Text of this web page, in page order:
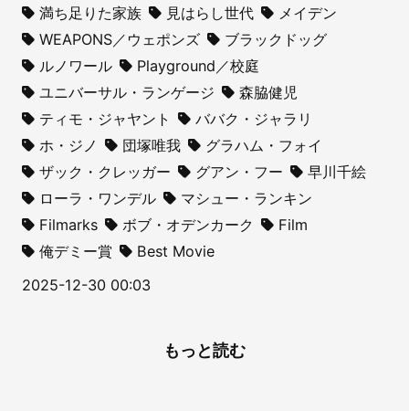
満ち足りた家族 見はらし世代
メイデン
WEAPONS／ウェポンズ
ブラックドッグ
ルノワール
Playground／校庭
ユニバーサル・ランゲージ
森脇健児
ティモ・ジャヤント
ババク・ジャラリ
ホ・ジノ
団塚唯我
グラハム・フォイ
ザック・クレッガー
グアン・フー
早川千絵
ローラ・ワンデル
マシュー・ランキン
Filmarks
ボブ・オデンカーク
Film
俺デミー賞
Best Movie
2025-12-30 00:03
もっと読む